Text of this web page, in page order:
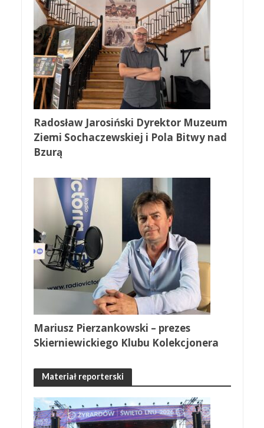
Radosław Jarosiński Dyrektor Muzeum
Ziemi Sochaczewskiej i Pola Bitwy nad
Bzurą
Mariusz Pierzankowski – prezes
Skierniewickiego Klubu Kolekcjonera
Materiał reporterski